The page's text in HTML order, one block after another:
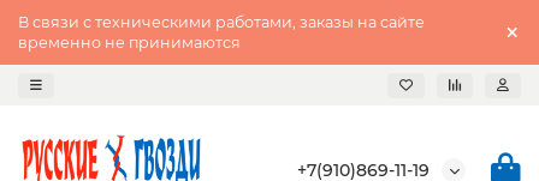
В связи с техническими работами, заказы на сайте
временно не принимаются
+7(910)869-11-19